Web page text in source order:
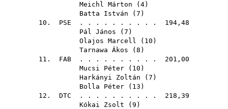
Meichl Márton ( 4)
Batta István ( 7 )
10. PSE . . . . . . . . . . 194,48
Pál János ( 7 )
Olajos Marcell ( 10 )
Tarnawa Ákos ( 8 )
11. FAB . . . . . . . . . . 201,00
Mucsi Péter ( 10 )
Harkányi Zoltán ( 7 )
Bolla Péter ( 13 )
12. DTC . . . . . . . . . . 218,39
Kókai Zsolt ( 9 )